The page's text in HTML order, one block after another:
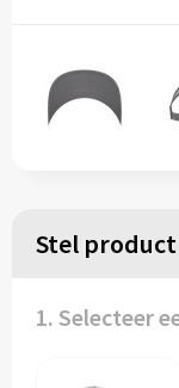
Stel product
1. Selecteer